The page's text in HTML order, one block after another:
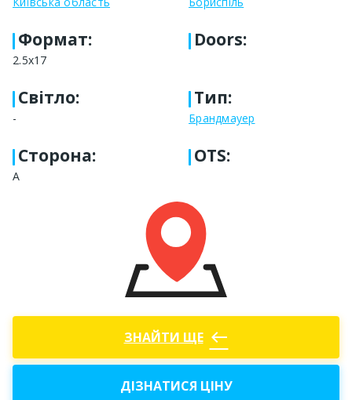
Формат:
2.5x17
Doors:
Світло:
-
Тип:
Брандмауер
Сторона:
A
OTS:
ЗНАЙТИ ЩЕ west
ДІЗНАТИСЯ ЦІНУ